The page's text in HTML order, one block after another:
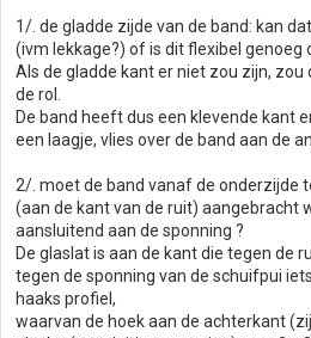
1/. de gladde zijde van de band: kan
(ivm lekkage?) of is dit flexibel genoeg
Als de gladde kant er niet zou zijn, zou
de rol.
De band heeft dus een klevende kant
een laagje, vlies over de band aan de
2/. moet de band vanaf de onderzijde
(aan de kant van de ruit) aangebracht
aansluitend aan de sponning ?
De glaslat is aan de kant die tegen de
tegen de sponning van de schuifpui
haaks profiel,
waarvan de hoek aan de achterkant